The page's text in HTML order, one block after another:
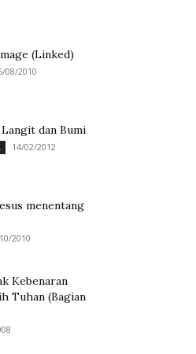
(Linked)
08/2010
dan Bumi
14/02/2012
menentang
2010
Kebenaran
Tuhan (Bagian